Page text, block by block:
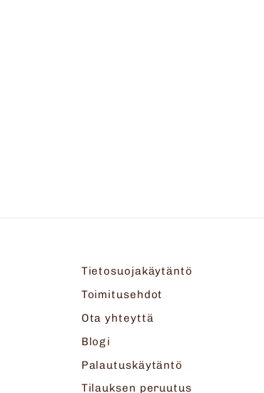
Tietosuojakäytäntö
Toimitusehdot
Ota yhteyttä
Blogi
Palautuskäytäntö
Tilauksen peruutus